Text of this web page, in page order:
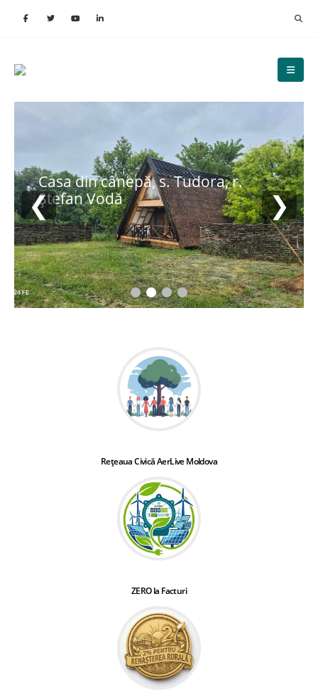
Casa din cânepă, s. Tudora, r.
Ștefan Vodă
❮ ❯
Rețeaua Civică AerLive Moldova
ZERO la Facturi